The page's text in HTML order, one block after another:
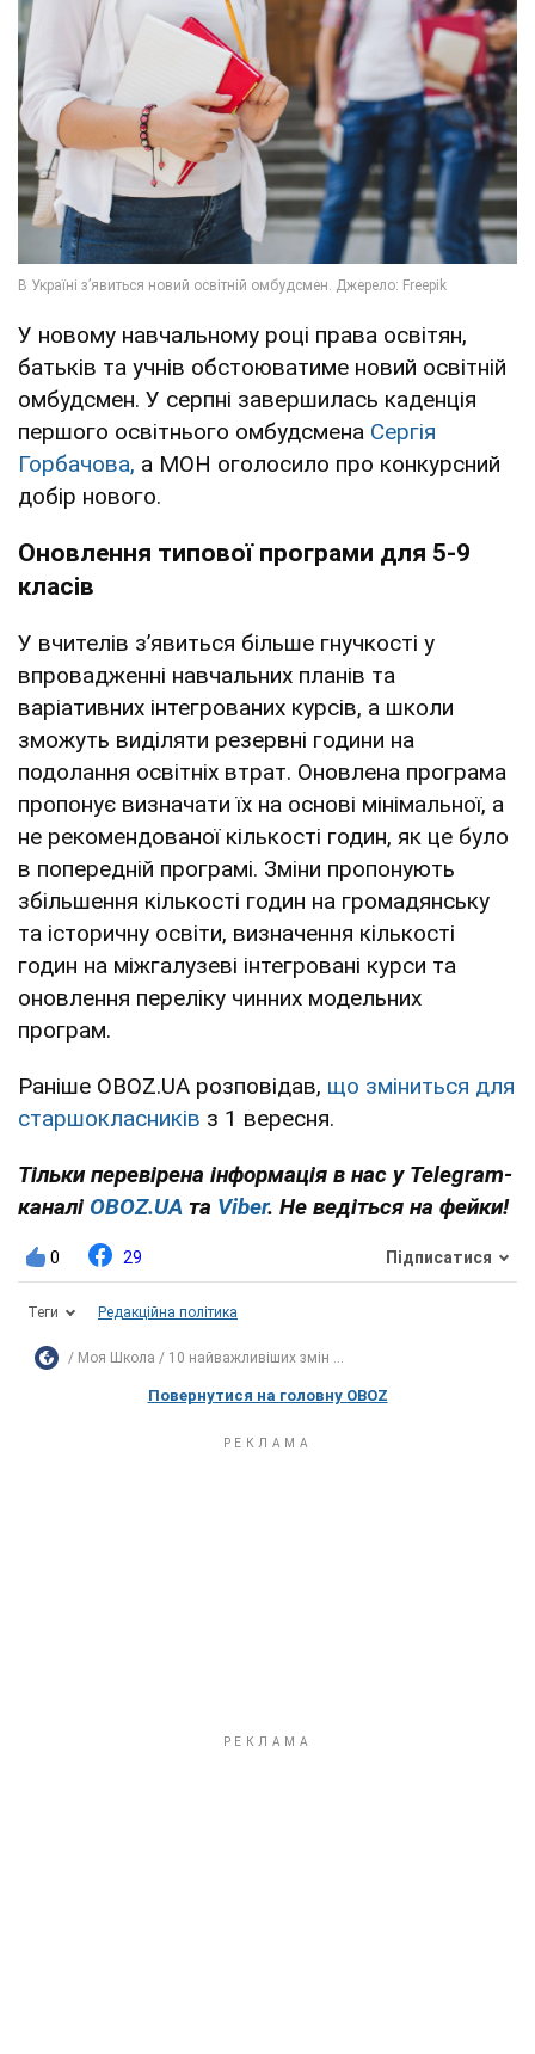
У новому навчальному році права освітян,
батьків та учнів обстоюватиме новий освітній
омбудсмен. У серпні завершилась каденція
першого освітнього омбудсмена Сергія
Горбачова, а МОН оголосило про конкурсний
добір нового.
Оновлення типової програми для 5-9
класів
У вчителів з’явиться більше гнучкості у
впровадженні навчальних планів та
варіативних інтегрованих курсів, а школи
зможуть виділяти резервні години на
подолання освітніх втрат. Оновлена програма
пропонує визначати їх на основі мінімальної, а
не рекомендованої кількості годин, як це було
в попередній програмі. Зміни пропонують
збільшення кількості годин на громадянську
та історичну освіти, визначення кількості
годин на міжгалузеві інтегровані курси та
оновлення переліку чинних модельних
програм.
Раніше OBOZ.UA розповідав, що зміниться для
старшокласників з 1 вересня.
Тільки перевірена інформація в нас у Telegram-
каналі OBOZ.UA та Viber. Не ведіться на фейки!
0 29 Підписатися
Теги Редакційна політика
Моя Школа 10 найважливіших змін ...
Повернутися на головну OBOZ